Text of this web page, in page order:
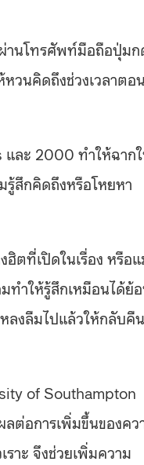
านโทรศัพท์มือถือปุ่มก
วนคิดถึงช่วงเวลาตอน
และ 2000 ทำให้ฉาก
รู้สึกคิดถึงหรือโหยหา
ตที่เปิดในเรื่อง หรือ
ทำให้รู้สึกเหมือนได้ย้
ลงลืมไปแล้วให้กลับคืน
of Southampton
ต่อการเพิ่มขึ้นของคว
าะ จึงช่วยเพิ่มความ